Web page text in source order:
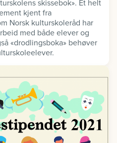
skissebok». Et helt
kjent fra
Norsk kulturskoleråd har
med både elever og
«drodlingsboka» behøver